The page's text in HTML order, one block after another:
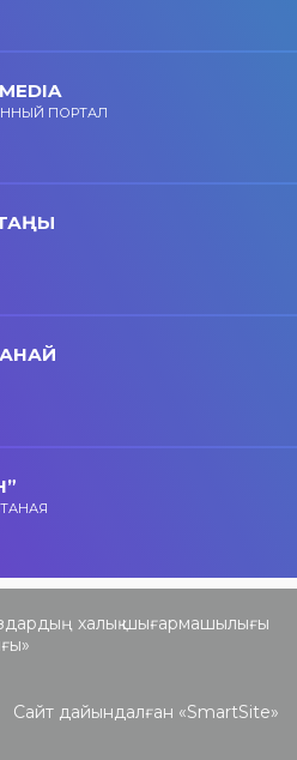
ПОРТАЛ
халық шығармашылығы
Сайт дайындалған «SmartSite»